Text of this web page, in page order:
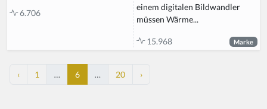
6.706
einem digitalen Bildwandler
müssen Wärme...
15.968 Marke
‹ 1 … 6 … 20 ›